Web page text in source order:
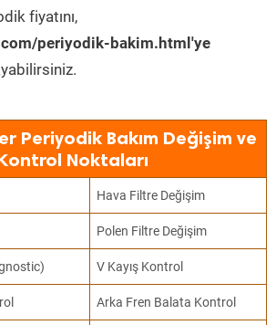
fiyatını,
periyodik-bakim.html'ye
Periyodik Bakım Değişim ve
Noktaları
Hava Filtre Değişim
Polen Filtre Değişim
V Kayış Kontrol
Arka Fren Balata Kontrol